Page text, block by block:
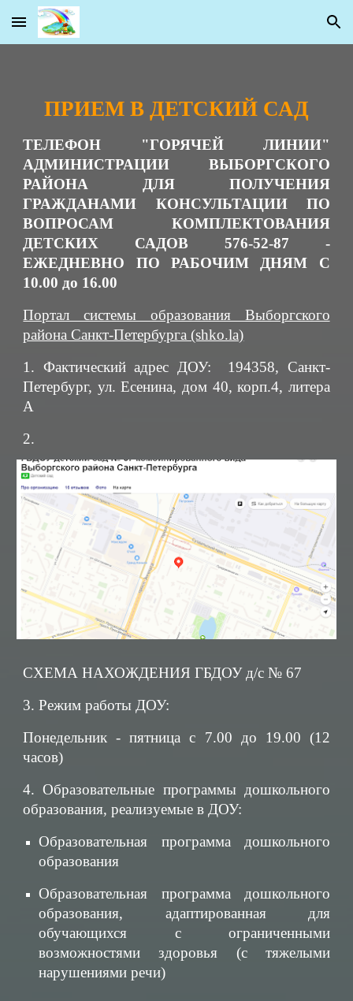
Skip to main content Skip to navigation
ПРИЕМ В ДЕТСКИЙ САД
ТЕЛЕФОН "ГОРЯЧЕЙ ЛИНИИ"
АДМИНИСТРАЦИИ ВЫБОРГСКОГО
РАЙОНА ДЛЯ ПОЛУЧЕНИЯ
ГРАЖДАНАМИ КОНСУЛЬТАЦИИ ПО
ВОПРОСАМ КОМПЛЕКТОВАНИЯ
ДЕТСКИХ САДОВ 576-52-87 -
ЕЖЕДНЕВНО ПО РАБОЧИМ ДНЯМ С
10.00 до 16.00
Портал системы образования Выборгского
района Санкт-Петербурга (shko.la)
1. Фактический адрес ДОУ: 194358, Санкт-
Петербург, ул. Есенина, дом 40, корп.4, литера
А
2.
СХЕМА НАХОЖДЕНИЯ ГБДОУ д/с № 67
3. Режим работы ДОУ:
Понедельник - пятница с 7.00 до 19.00 (12
часов)
4. Образовательные программы дошкольного
образования, реализуемые в ДОУ:
Образовательная программа дошкольного
образования
Образовательная программа дошкольного
образования, адаптированная для
обучающихся с ограниченными
возможностями здоровья (с тяжелыми
нарушениями речи)